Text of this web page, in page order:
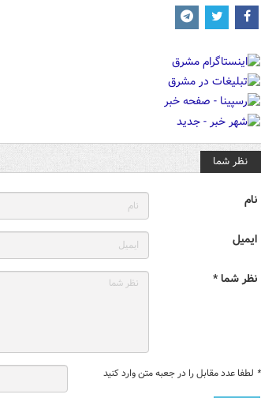
نظر شما
نام
ایمیل
نظر شما *
* لطفا عدد مقابل را در جعبه متن وارد کنید